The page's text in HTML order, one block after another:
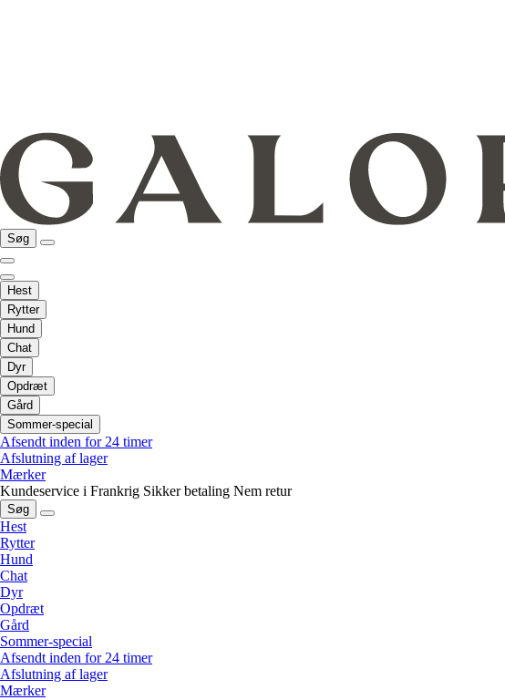
Søg
Hest
Rytter
Hund
Chat
Dyr
Opdræt
Gård
Sommer-special
Afsendt inden for 24 timer
Afslutning af lager
Mærker
Kundeservice i Frankrig Sikker betaling Nem retur
Søg
Hest
Rytter
Hund
Chat
Dyr
Opdræt
Gård
Sommer-special
Afsendt inden for 24 timer
Afslutning af lager
Mærker